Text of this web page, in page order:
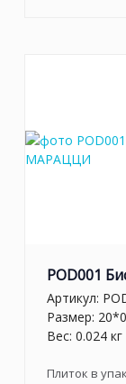
POD001
Артикул:
Размер:
Вес: 0.024 кг
Плиток в